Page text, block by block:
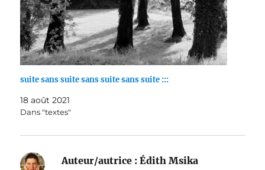
suite sans suite sans suite sans suite :::
18 août 2021
Dans "textes"
Auteur/autrice : Édith Msika